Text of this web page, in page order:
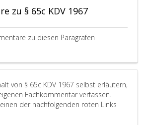
zu § 65c KDV 1967
zu diesen Paragrafen
von § 65c KDV 1967 selbst erläutern,
Fachkommentar verfassen.
der nachfolgenden roten Links